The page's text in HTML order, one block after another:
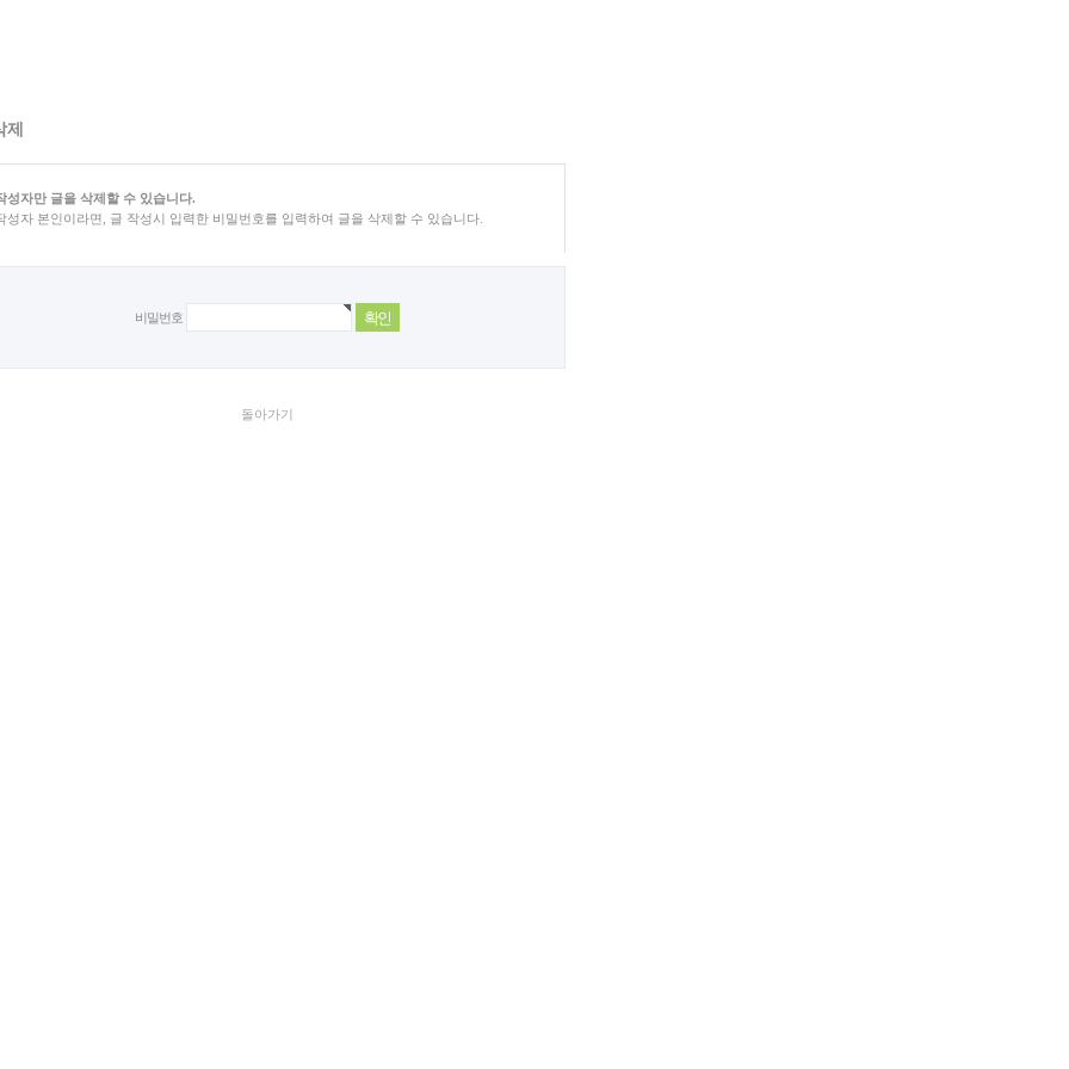
제
성자만 글을 삭제할 수 있습니다.
성자 본인이라면, 글 작성시 입력한 비밀번호를 입력하여 글을 삭제할 수 있습니다.
비밀번호
돌아가기